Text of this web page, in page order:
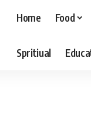
Home Food
Spritiual